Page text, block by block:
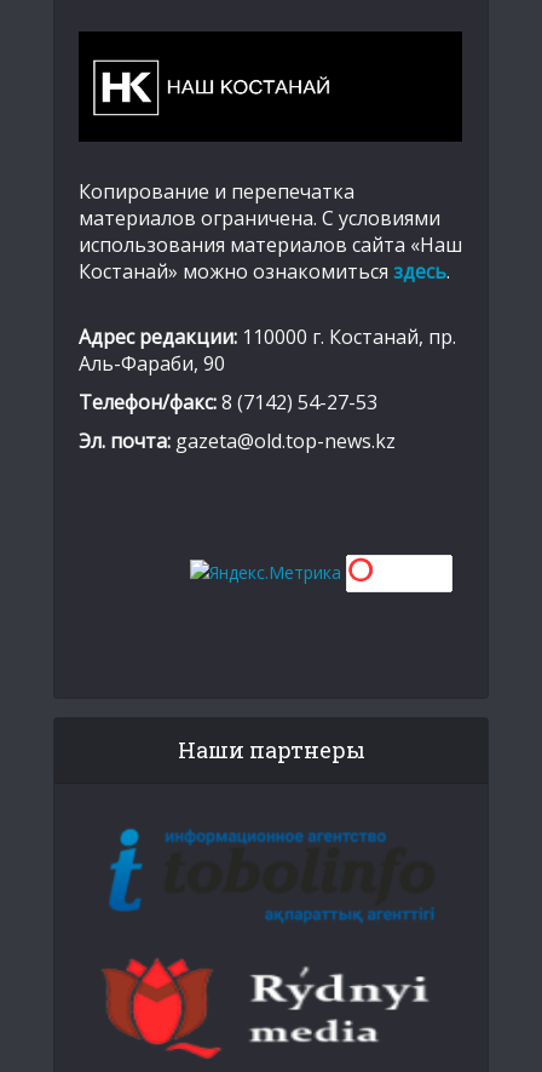
Копирование и перепечатка
материалов ограничена. С условиями
использования материалов сайта «Наш
Костанай» можно ознакомиться здесь.
Адрес редакции: 110000 г. Костанай, пр.
Аль-Фараби, 90
Телефон/факс:8 (7142) 54-27-53
Эл. почта: gazeta@old.top-news.kz
Наши партнеры